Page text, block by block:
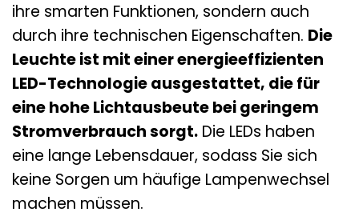
ihre smarten Funktionen, sondern auch
durch ihre technischen Eigenschaften. Die
Leuchte ist mit einer energieeffizienten
LED-Technologie ausgestattet, die für
eine hohe Lichtausbeute bei geringem
Stromverbrauch sorgt. Die LEDs haben
eine lange Lebensdauer, sodass Sie sich
keine Sorgen um häufige Lampenwechsel
machen müssen.